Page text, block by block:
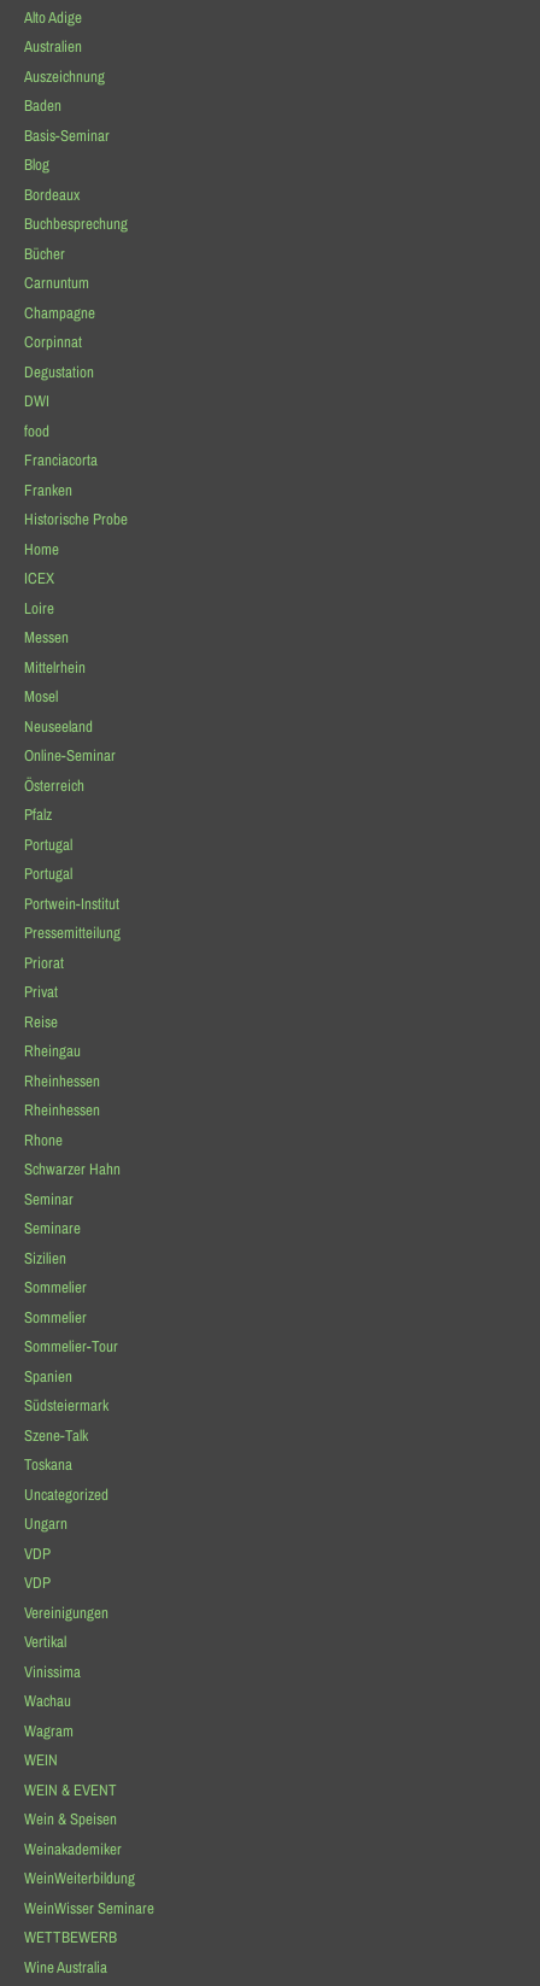
Alto Adige
Australien
Auszeichnung
Baden
Basis-Seminar
Blog
Bordeaux
Buchbesprechung
Bücher
Carnuntum
Champagne
Corpinnat
Degustation
DWI
food
Franciacorta
Franken
Historische Probe
Home
ICEX
Loire
Messen
Mittelrhein
Mosel
Neuseeland
Online-Seminar
Österreich
Pfalz
Portugal
Portugal
Portwein-Institut
Pressemitteilung
Priorat
Privat
Reise
Rheingau
Rheinhessen
Rheinhessen
Rhone
Schwarzer Hahn
Seminar
Seminare
Sizilien
Sommelier
Sommelier
Sommelier-Tour
Spanien
Südsteiermark
Szene-Talk
Toskana
Uncategorized
Ungarn
VDP
VDP
Vereinigungen
Vertikal
Vinissima
Wachau
Wagram
WEIN
WEIN & EVENT
Wein & Speisen
Weinakademiker
WeinWeiterbildung
WeinWisser Seminare
WETTBEWERB
Wine Australia